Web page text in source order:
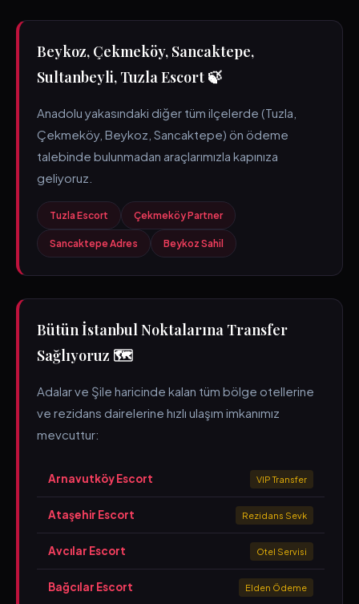
Beykoz, Çekmeköy, Sancaktepe,
Sultanbeyli, Tuzla Escort 🍃
Anadolu yakasındaki diğer tüm ilçelerde (Tuzla,
Çekmeköy, Beykoz, Sancaktepe) ön ödeme
talebinde bulunmadan araçlarımızla kapınıza
geliyoruz.
Tuzla Escort Çekmeköy Partner
Sancaktepe Adres Beykoz Sahil
Bütün İstanbul Noktalarına Transfer
Sağlıyoruz 🗺️
Adalar ve Şile haricinde kalan tüm bölge otellerine
ve rezidans dairelerine hızlı ulaşım imkanımız
mevcuttur:
Arnavutköy Escort VIP Transfer
Ataşehir Escort Rezidans Sevk
Avcılar Escort Otel Servisi
Bağcılar Escort Elden Ödeme